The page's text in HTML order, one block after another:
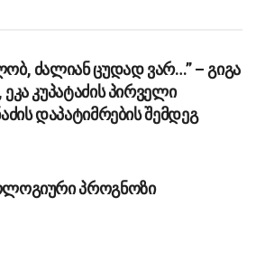
ძა­ლი­ან ცუ­დად ვარ…” – გიგა
კუ­პა­ტა­ძის პირველი
დაპატიმრების შემდეგ
პროგნოზი